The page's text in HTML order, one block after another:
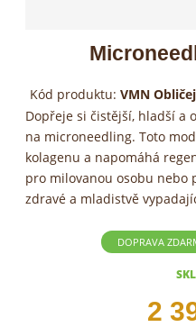
Kód produktu: VMN Obličej
Dopřeje si čistější, hladší a
na microneedling. Toto
kolagenu a napomáhá
pro milovanou osobu nebo
zdravé a mladistvě
DOPRAVA
2